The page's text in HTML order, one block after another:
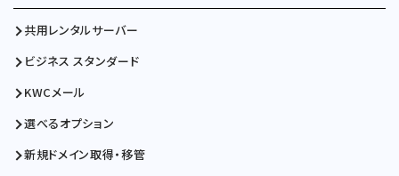
共用レンタルサーバー
ビジネス スタンダード
KWCメール
選べるオプション
新規ドメイン取得・移管